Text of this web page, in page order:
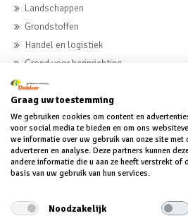
Landschappen
Grondstoffen
Handel en logistiek
Grond voor herinrichting
Beton
MVO
MVO
MVO-verklaring
Graag uw toestemming
We gebruiken cookies om content en
voor social media te bieden en om ons
we informatie over uw gebruik van onze site
adverteren en analyse. Deze partners kunnen
andere informatie die u aan ze heeft verstrekt of
basis van uw gebruik van hun services.
Noodzakelijk